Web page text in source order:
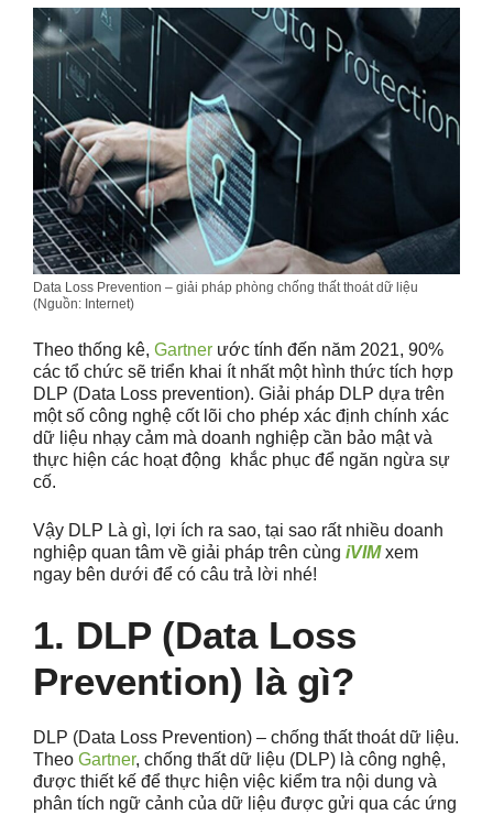
Data Loss Prevention – giải pháp phòng chống thất thoát dữ liệu
(Nguồn: Internet)
Theo thống kê, Gartner ước tính đến năm 2021, 90%
các tổ chức sẽ triển khai ít nhất một hình thức tích hợp
DLP (Data Loss prevention). Giải pháp DLP dựa trên
một số công nghệ cốt lõi cho phép xác định chính xác
dữ liệu nhạy cảm mà doanh nghiệp cần bảo mật và
thực hiện các hoạt động khắc phục để ngăn ngừa sự
cố.
Vậy DLP Là gì, lợi ích ra sao, tại sao rất nhiều doanh
nghiệp quan tâm về giải pháp trên cùng iVIMxem
ngay bên dưới để có câu trả lời nhé!
1. DLP (Data Loss
Prevention) là gì?
DLP (Data Loss Prevention) – chống thất thoát dữ liệu.
Theo Gartner, chống thất dữ liệu (DLP) là công nghệ,
được thiết kế để thực hiện việc kiểm tra nội dung và
phân tích ngữ cảnh của dữ liệu được gửi qua các ứng